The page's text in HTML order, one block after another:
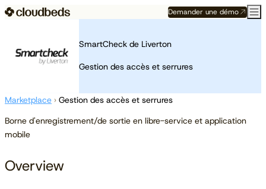
Demander une démo
SmartCheck de Liverton
Gestion des accès et serrures
Marketplace › Gestion des accès et serrures
Borne d'enregistrement/de sortie en libre-service et application
mobile
Overview